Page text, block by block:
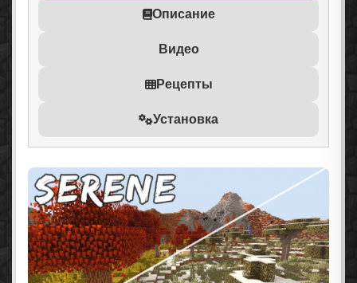
Описание
Видео
Рецепты
Установка